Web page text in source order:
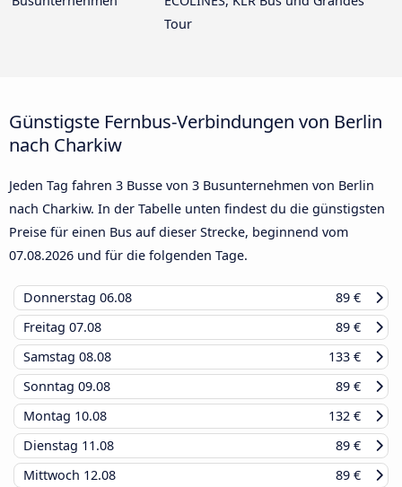
Tour
Günstigste Fernbus-Verbindungen von Berlin
nach Charkiw
Jeden Tag fahren 3 Busse von 3 Busunternehmen von Berlin
nach Charkiw. In der Tabelle unten findest du die günstigsten
Preise für einen Bus auf dieser Strecke, beginnend vom
07.08.2026 und für die folgenden Tage.
Donnerstag 06.08
89 €
Freitag 07.08
89 €
Samstag 08.08
133 €
Sonntag 09.08
89 €
Montag 10.08
132 €
Dienstag 11.08
89 €
Mittwoch 12.08 89 €